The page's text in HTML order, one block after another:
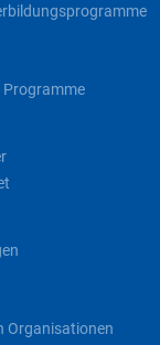
Programme
Organisationen